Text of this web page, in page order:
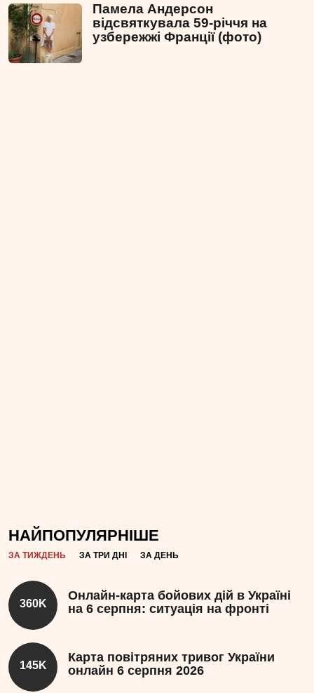
Памела Андерсон
відсвяткувала 59-річчя на
узбережжі Франції (фото)
НАЙПОПУЛЯРНІШЕ
ЗА ТИЖДЕНЬ ЗА ТРИ ДНІ ЗА ДЕНЬ
360K
Онлайн-карта бойових дій в Україні
на 6 серпня: ситуація на фронті
145K
Карта повітряних тривог України
онлайн 6 серпня 2026